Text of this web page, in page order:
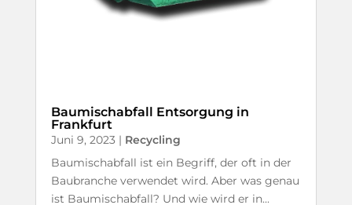
Baumischabfall Entsorgung in
Frankfurt
Juni 9, 2023| Recycling
Baumischabfall ist ein Begriff, der oft in der
Baubranche verwendet wird. Aber was genau
ist Baumischabfall? Und wie wird er in...